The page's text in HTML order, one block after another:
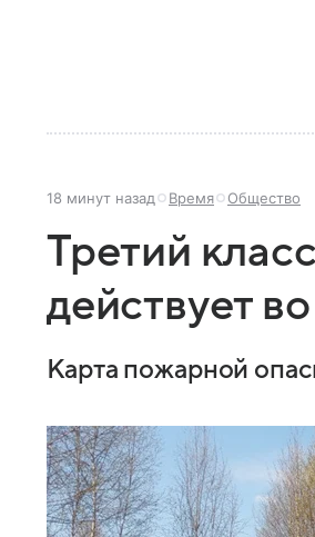
18 минут назад Время Общество
Третий
действует
Карта пожарной